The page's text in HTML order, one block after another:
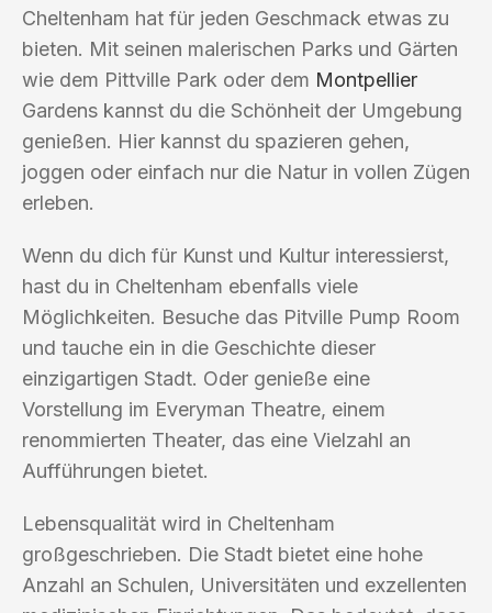
Cheltenham hat für jeden Geschmack etwas zu
bieten. Mit seinen malerischen Parks und Gärten
wie dem Pittville Park oder dem Montpellier
Gardens kannst du die Schönheit der Umgebung
genießen. Hier kannst du spazieren gehen,
joggen oder einfach nur die Natur in vollen Zügen
erleben.
Wenn du dich für Kunst und Kultur interessierst,
hast du in Cheltenham ebenfalls viele
Möglichkeiten. Besuche das Pitville Pump Room
und tauche ein in die Geschichte dieser
einzigartigen Stadt. Oder genieße eine
Vorstellung im Everyman Theatre, einem
renommierten Theater, das eine Vielzahl an
Aufführungen bietet.
Lebensqualität wird in Cheltenham
großgeschrieben. Die Stadt bietet eine hohe
Anzahl an Schulen, Universitäten und exzellenten